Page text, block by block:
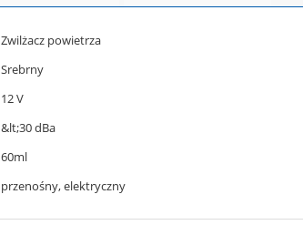
Zwilżacz powietrza
Srebrny
12 V
&lt;30 dBa
60ml
przenośny, elektryczny